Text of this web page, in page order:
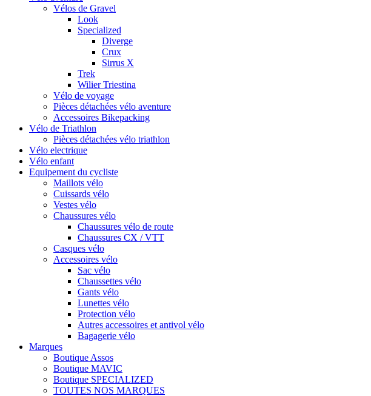
Vélos de Gravel
Look
Specialized
Diverge
Crux
Sirrus X
Trek
Wilier Triestina
Vélo de voyage
Pièces détachées vélo aventure
Accessoires Bikepacking
Vélo de Triathlon
Pièces détachées vélo triathlon
Vélo electrique
Vélo enfant
Equipement du cycliste
Maillots vélo
Cuissards vélo
Vestes vélo
Chaussures vélo
Chaussures vélo de route
Chaussures CX / VTT
Casques vélo
Accessoires vélo
Sac vélo
Chaussettes vélo
Gants vélo
Lunettes vélo
Protection vélo
Autres accessoires et antivol vélo
Bagagerie vélo
Marques
Boutique Assos
Boutique MAVIC
Boutique SPECIALIZED
TOUTES NOS MARQUES